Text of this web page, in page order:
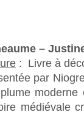
–
: Livre à
par
moderne
médiévale